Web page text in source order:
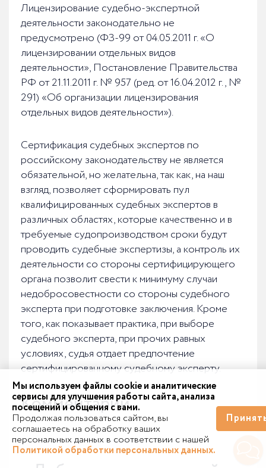
Лицензирование судебно-экспертной
деятельности законодательно не
предусмотрено (ФЗ-99 от 04.05.2011 г. «О
лицензировании отдельных видов
деятельности», Постановление Правительства
РФ от 21.11.2011 г. № 957 (ред. от 16.04.2012 г., №
291) «Об организации лицензирования
отдельных видов деятельности»).
Сертификация судебных экспертов по
российскому законодательству не является
обязательной, но желательна, так как, на наш
взгляд, позволяет сформировать пул
квалифицированных судебных экспертов в
различных областях, которые качественно и в
требуемые судопроизводством сроки будут
проводить судебные экспертизы, а контроль их
деятельности со стороны сертифицирующего
органа позволит свести к минимуму случаи
недобросовестности со стороны судебного
эксперта при подготовке заключения. Кроме
того, как показывает практика, при выборе
судебного эксперта, при прочих равных
условиях, судья отдает предпочтение
сертифицированному судебному эксперту.
Комментарии
Мы используем файлы cookie и аналитические
сервисы для улучшения работы сайта, анализа
посещений и общения с вами.
Продолжая пользоваться сайтом, вы
соглашаетесь на обработку ваших
персональных данных в соответствии с нашей
Политикой обработки персональных данных.